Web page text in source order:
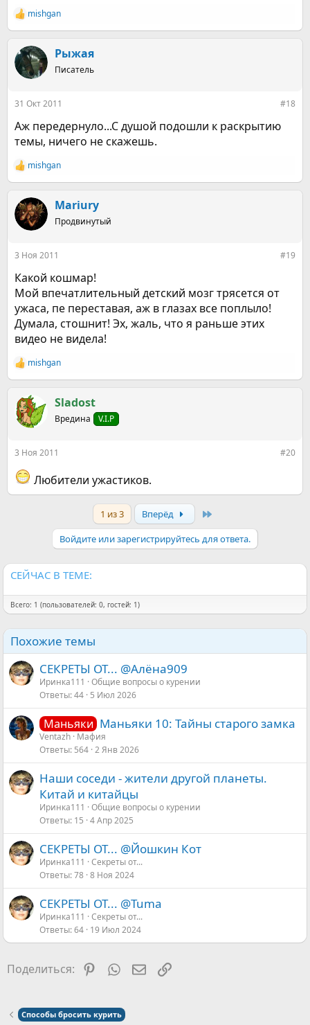
Р
е
к
ц
и
mishgan
Рыжая
Писатель
31 Окт 2011 #18
Аж передернуло...С душой подошли к раскрытию
темы, ничего не скажешь.
Р
е
к
ц
и
mishgan
Mariury
Продвинутый
3 Ноя 2011 #19
Какой кошмар!
Мой впечатлительный детский мозг трясется от
ужаса, пе переставая, аж в глазах все поплыло!
Думала, стошнит! Эх, жаль, что я раньше этих
видео не видела!
Р
е
к
ц
и
mishgan
Sladost
Вредина V.I.P
3 Ноя 2011 #20
Любители ужастиков.
1 из 3 Вперёд
Войдите или зарегистрируйтесь для ответа.
СЕЙЧАС В ТЕМЕ:
Всего: 1 (пользователей: 0, гостей: 1)
Похожие темы
СЕКРЕТЫ ОТ... @Алёна909
Иринка111
Общие вопросы о курении
Ответы 44 5 Июл 2026
Маньяки Маньяки 10: Тайны старого замка
Ventazh Мафия
Ответы 564 2 Янв 2026
Наши соседи - жители другой планеты.
Китай и китайцы
Иринка111
Общие вопросы о курении
Ответы 15 4 Апр 2025
СЕКРЕТЫ ОТ... @Йошкин Кот
Иринка111
Секреты от...
Ответы 78 8 Ноя 2024
СЕКРЕТЫ ОТ... @Tuma
Иринка111
Секреты от...
Ответы 64 19 Июл 2024
Поделиться: Pinterest
WhatsAppЭлектронная почта
Ссылка
Способы бросить курить